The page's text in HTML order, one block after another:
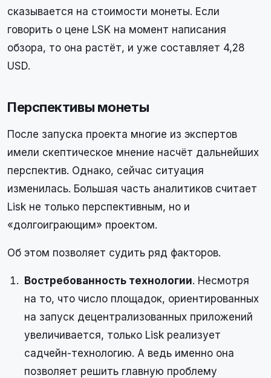
сказывается на стоимости монеты. Если
говорить о цене LSK на момент написания
обзора, то она растёт, и уже составляет 4,28
USD.
Перспективы монеты
После запуска проекта многие из экспертов
имели скептическое мнение насчёт дальнейших
перспектив. Однако, сейчас ситуация
изменилась. Большая часть аналитиков считает
Lisk не только перспективным, но и
«долгоиграющим» проектом.
Об этом позволяет судить ряд факторов.
Востребованность технологии. Несмотря
на то, что число площадок, ориентированных
на запуск децентрализованных приложений
увеличивается, только Lisk реализует
садчейн-технологию. А ведь именно она
позволяет решить главную проблему